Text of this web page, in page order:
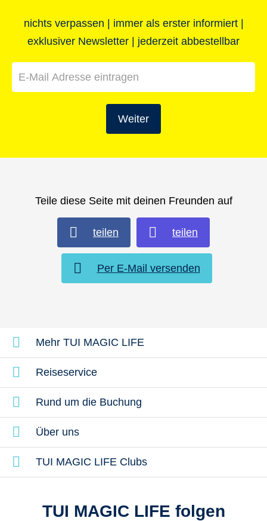
nichts verpassen | immer als erster informiert |
exklusiver Newsletter | jederzeit abbestellbar
Weiter
Teile diese Seite mit deinen Freunden auf
teilen teilen
Per E-Mail versenden
Mehr TUI MAGIC LIFE
Reiseservice
Rund um die Buchung
Über uns
TUI MAGIC LIFE Clubs
TUI MAGIC LIFE folgen